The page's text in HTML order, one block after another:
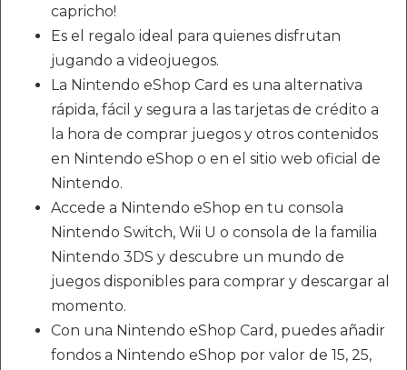
capricho!
Es el regalo ideal para quienes disfrutan
jugando a videojuegos.
La Nintendo eShop Card es una alternativa
rápida, fácil y segura a las tarjetas de crédito a
la hora de comprar juegos y otros contenidos
en Nintendo eShop o en el sitio web oficial de
Nintendo.
Accede a Nintendo eShop en tu consola
Nintendo Switch, Wii U o consola de la familia
Nintendo 3DS y descubre un mundo de
juegos disponibles para comprar y descargar al
momento.
Con una Nintendo eShop Card, puedes añadir
fondos a Nintendo eShop por valor de 15, 25,